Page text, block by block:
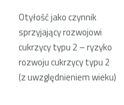
Otyłość jako czynnik
sprzyjający rozwojowi
cukrzycy typu 2 – ryzyko
rozwoju cukrzycy typu 2
(z uwzględnieniem wieku)